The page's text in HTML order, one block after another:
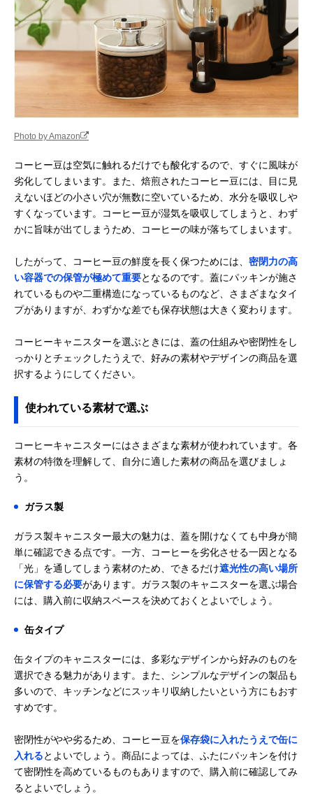
Photo by Amazon
コーヒー豆は空気に触れるだけでも酸化するので、すぐに風味が
劣化してしまいます。また、焙煎されたコーヒー豆には、目に見
えないほどの小さい穴が無数に空いているため、水分を吸収しや
すくなっています。コーヒー豆が湿気を吸収してしまうと、わず
かに旨味が出てしまうため、コーヒーの味が落ちてしまいます。
したがって、コーヒー豆の鮮度を長く保つためには、 密閉力の高
い容器での保管が極めて重要となるのです。蓋にパッキンが施さ
れているものや二重構造になっているものなど、さまざまなタイ
プがありますが、わずかな差でも保存状態は大きく変わります。
コーヒーキャニスターを選ぶときには、蓋の仕組みや密閉性をし
っかりとチェックしたうえで、好みの素材やデザインの商品を選
択するようにしてください。
使われている素材で選ぶ
コーヒーキャニスターにはさまざまな素材が使われています。各
素材の特徴を理解して、自分に適した素材の商品を選びましょ
う。
ガラス製
ガラス製キャニスター最大の魅力は、蓋を開けなくても中身が簡
単に確認できる点です。一方、コーヒーを劣化させる一因となる
「光」を通してしまう素材のため、できるだけ遮光性の高い場所
に保管する必要があります。ガラス製のキャニスターを選ぶ場合
には、購入前に収納スペースを決めておくとよいでしょう。
缶タイプ
缶タイプのキャニスターには、多彩なデザインから好みのものを
選択できる魅力があります。また、シンプルなデザインの製品も
多いので、キッチンなどにスッキリ収納したいという方にもおす
すめです。
密閉性がやや劣るため、コーヒー豆を保存袋に入れたうえで缶に
入れるとよいでしょう。商品によっては、ふたにパッキンを付け
て密閉性を高めているものもありますので、購入前に確認してみ
るとよいでしょう。